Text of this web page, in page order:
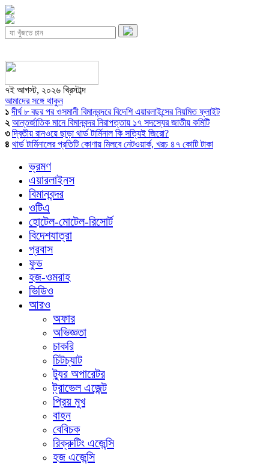
৭ই আগস্ট, ২০২৬ খ্রিস্টাব্দ
আমাদের সঙ্গে থাকুন
১ দীর্ঘ ৮ বছর পর ওসমানী বিমানবন্দরে বিদেশি এয়ারলাইন্সের নিয়মিত ফ্লাইট
২ আন্তর্জাতিক মানে বিমানবন্দর নিরাপত্তায় ১৭ সদস্যের জাতীয় কমিটি
৩ দ্বিতীয় রানওয়ে ছাড়া থার্ড টার্মিনাল কি সত্যিই জিরো?
৪ থার্ড টার্মিনালের প্রতিটি কোণায় মিলবে নেটওয়ার্ক, খরচ ৪৭ কোটি টাকা
ভ্রমণ
এয়ারলাইনস
বিমানবন্দর
ওটিএ
হোটেল-মোটেল-রিসোর্ট
বিদেশযাত্রা
প্রবাস
ফুড
হজ-ওমরাহ
ভিডিও
আরও
অফার
অভিজ্ঞতা
চাকরি
চিটচ্যাট
ট্যুর অপারেটর
ট্রাভেল এজেন্ট
প্রিয় মুখ
বাহন
বেবিচক
রিক্রুটিং এজেন্সি
হজ এজেন্সি